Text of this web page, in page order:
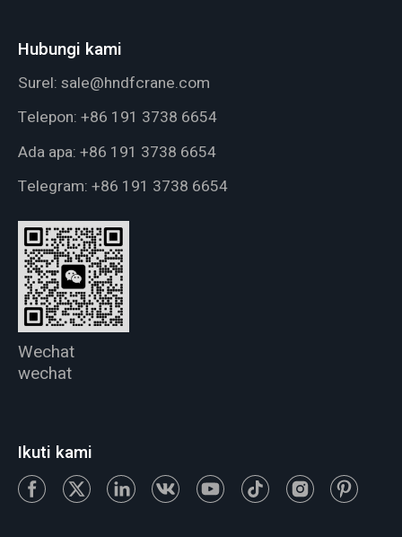
Hubungi kami
Surel: sale@hndfcrane.com
Telepon: +86 191 3738 6654
Ada apa: +86 191 3738 6654
Telegram: +86 191 3738 6654
Wechat
wechat
Ikuti kami